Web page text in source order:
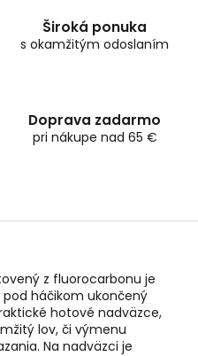
Široká ponuka
s okamžitým odoslaním
Doprava zadarmo
pri nákupe nad 65 €
z fluorocarbonu je
háčikom ukončený
hotové nadväzce,
lov, či výmenu
Na nadväzci je